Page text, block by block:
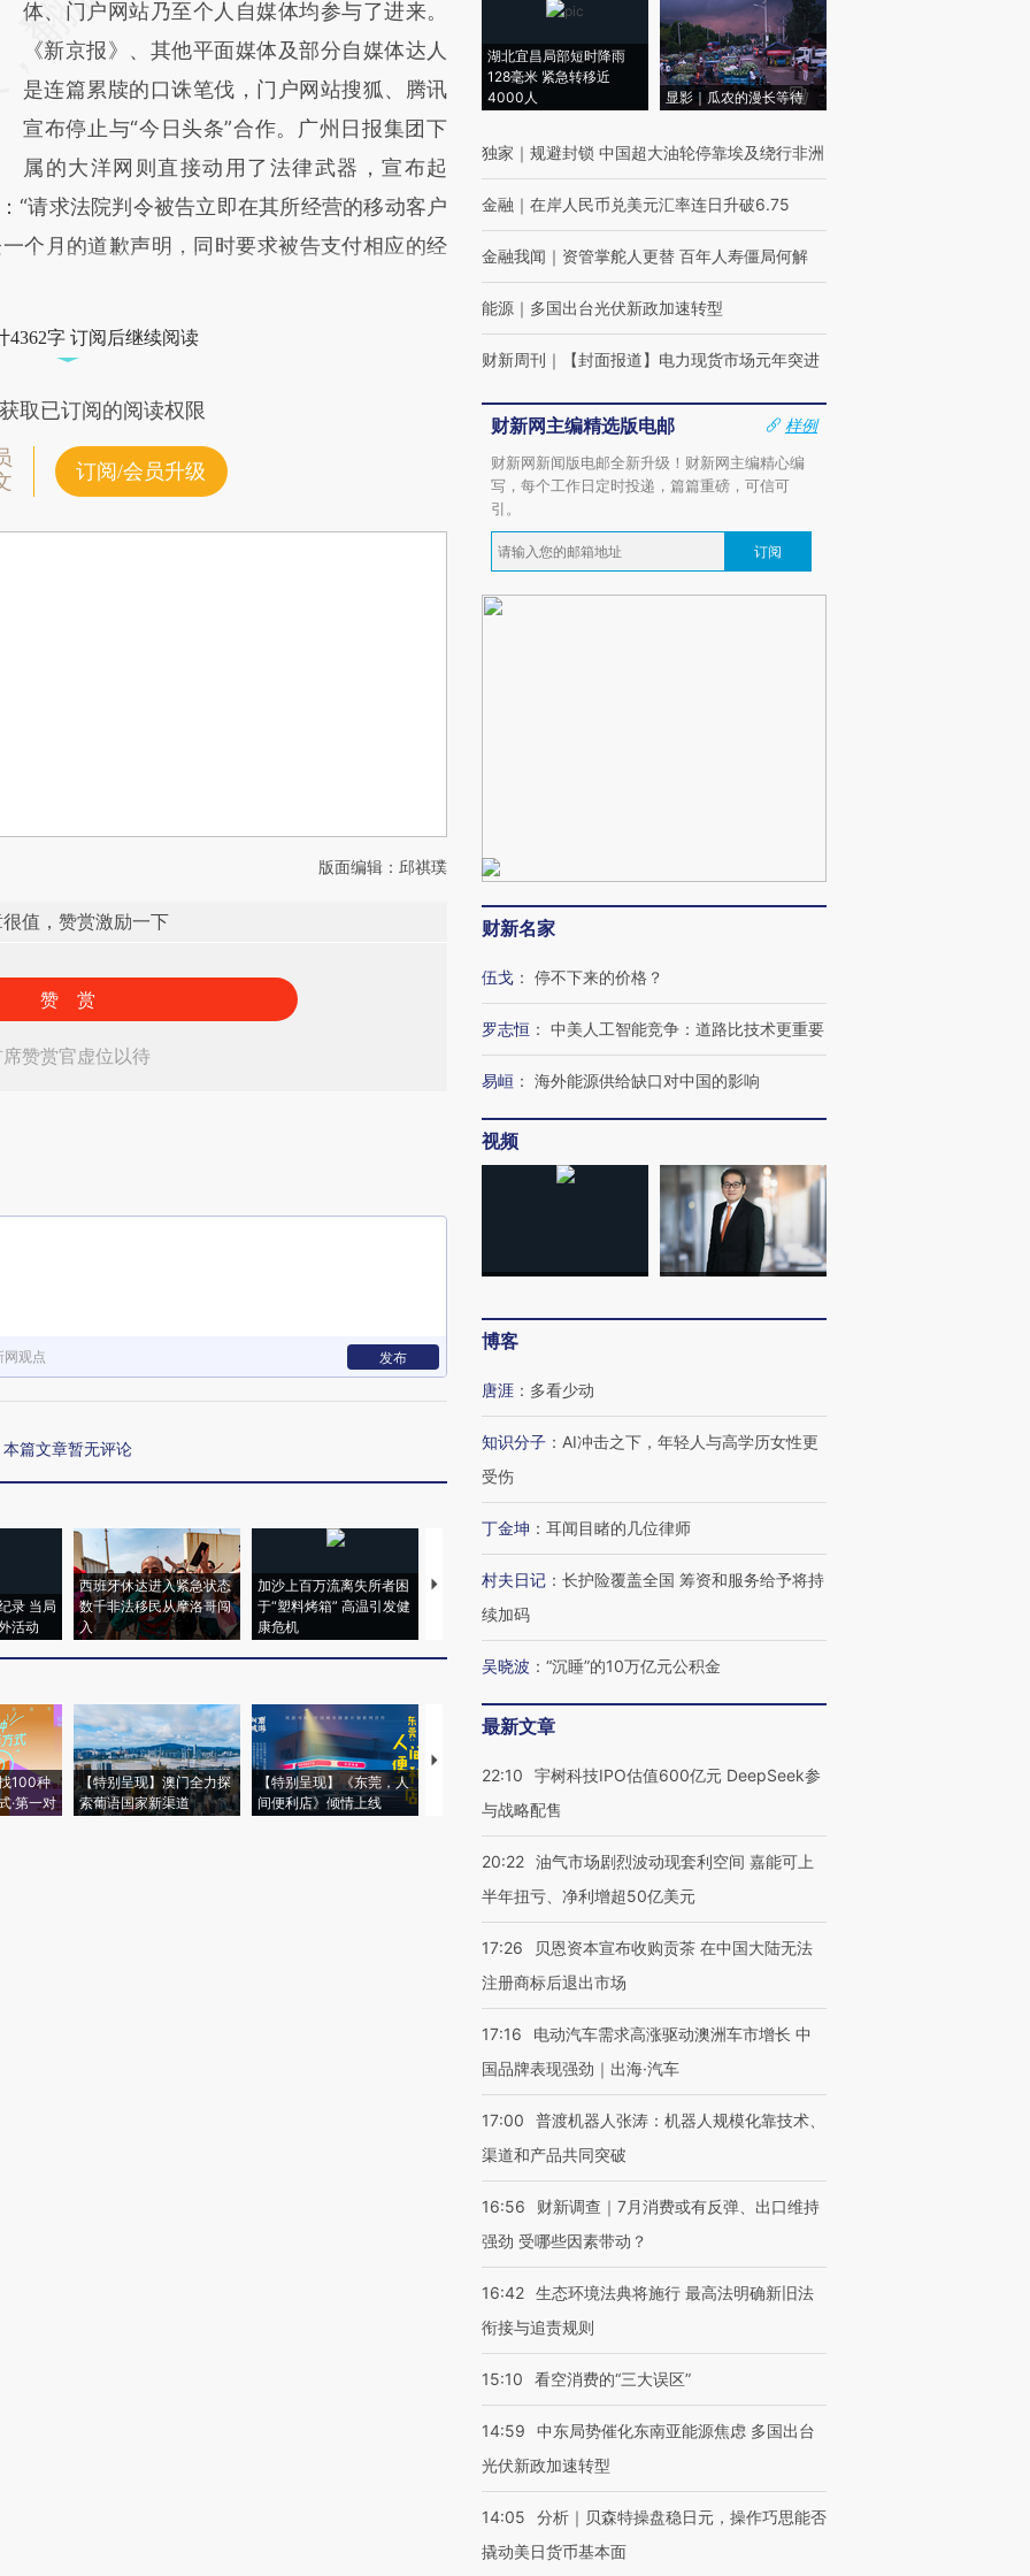
体、门户网站乃至个人自媒体均参与了进来。
《新京报》、其他平面媒体及部分自媒体达人
是连篇累牍的口诛笔伐，门户网站搜狐、腾讯
宣布停止与“今日头条”合作。广州日报集团下
属的大洋网则直接动用了法律武器，宣布起
“请求法院判令被告立即在其所经营的移动客户
个月的道歉声明，同时要求被告支付相应的经
4362字 订阅后继续阅读
取已订阅的阅读权限
订阅/会员升级
版面编辑：邱祺璞
值，赞赏激励一下
赞 赏
赞赏官虚位以待
网观点 发布
本篇文章暂无评论
录 当局
活动
西班牙休达进入紧急状态
数千非法移民从摩洛哥闯
入
加沙上百万流离失所者困
于“塑料烤箱” 高温引发健
康危机
视线｜HYROX的吸金
术：是什么让中产们甘
心“花钱找虐”？
马航飞行员跨国走私7万
视线｜被称为“蟑螂”的印
100种
·第一对
【特别呈现】澳门全力探
索葡语国家新渠道
【特别呈现】《东莞，人
间便利店》倾情上线
【推广】走进第四届链博
会，让数智科技“链”接产
【特别呈现】寻找100种
CFO：不靠规模取胜，华
湖北宜昌局部短时降雨
128毫米 紧急转移近
4000人
显影｜瓜农的漫长等待
独家 ｜ 规避封锁 中国超大油轮停靠埃及绕行非洲
金融 ｜ 在岸人民币兑美元汇率连日升破6.75
金融我闻 ｜ 资管掌舵人更替 百年人寿僵局何解
能源 ｜ 多国出台光伏新政加速转型
财新周刊 ｜ 【封面报道】电力现货市场元年突进
财新网主编精选版电邮
样例
财新网新闻版电邮全新升级！财新网主编精心编
写，每个工作日定时投递，篇篇重磅，可信可
引。
订阅
财新名家
伍戈 ： 停不下来的价格？
罗志恒 ： 中美人工智能竞争：道路比技术更重要
易峘 ： 海外能源供给缺口对中国的影响
视频
博客
唐涯 ： 多看少动
知识分子 ： AI冲击之下，年轻人与高学历女性更
受伤
丁金坤 ： 耳闻目睹的几位律师
村夫日记 ： 长护险覆盖全国 筹资和服务给予将持
续加码
吴晓波 ： “沉睡”的10万亿元公积金
最新文章
22:10
宇树科技IPO估值600亿元 DeepSeek参
与战略配售
20:22 油气市场剧烈波动现套利空间 嘉能可上
半年扭亏、净利增超50亿美元
17:26
贝恩资本宣布收购贡茶 在中国大陆无法
注册商标后退出市场
17:16
电动汽车需求高涨驱动澳洲车市增长 中
国品牌表现强劲｜出海·汽车
17:00
普渡机器人张涛：机器人规模化靠技术、
渠道和产品共同突破
16:56
财新调查｜7月消费或有反弹、出口维持
强劲 受哪些因素带动？
16:42 生态环境法典将施行 最高法明确新旧法
衔接与追责规则
15:10 看空消费的“三大误区”
14:59
中东局势催化东南亚能源焦虑 多国出台
光伏新政加速转型
14:05
分析｜贝森特操盘稳日元，操作巧思能否
撬动美日货币基本面